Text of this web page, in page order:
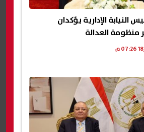
النيابة الإدارية يؤكدان
منظومة العدالة